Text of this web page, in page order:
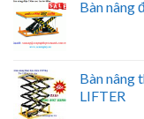
Bàn nâng
Bàn nâng
LIFTER